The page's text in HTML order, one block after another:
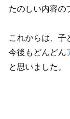
たのしい内容の
これからは、子
今後もどんどん
と思いました。